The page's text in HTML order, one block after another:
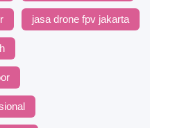
jasa drone fpv jakarta